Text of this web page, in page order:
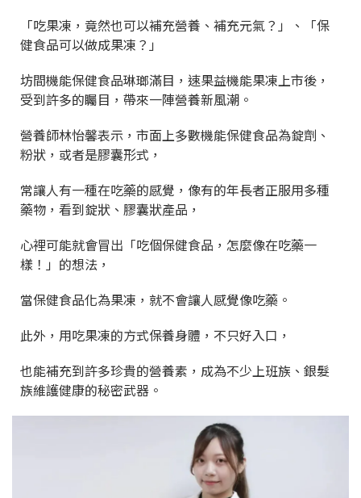
「吃果凍，竟然也可以補充營養、補充元氣？」、「保
健食品可以做成果凍？」
坊間機能保健食品琳瑯滿目，速果益機能果凍上市後，
受到許多的矚目，帶來一陣營養新風潮。
營養師林怡馨表示，市面上多數機能保健食品為錠劑、
粉狀，或者是膠囊形式，
常讓人有一種在吃藥的感覺，像有的年長者正服用多種
藥物，看到錠狀、膠囊狀產品，
心裡可能就會冒出「吃個保健食品，怎麼像在吃藥一
樣！」的想法，
當保健食品化為果凍，就不會讓人感覺像吃藥。
此外，用吃果凍的方式保養身體，不只好入口，
也能補充到許多珍貴的營養素，成為不少上班族、銀髮
族維護健康的秘密武器。